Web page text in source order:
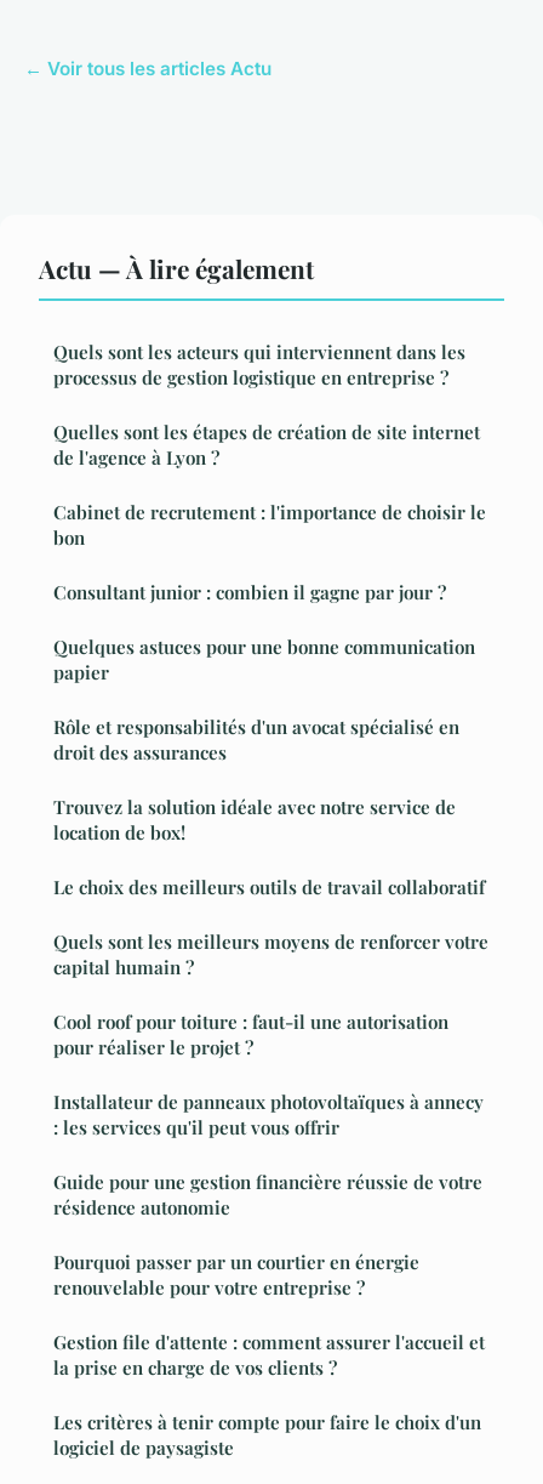
← Voir tous les articles Actu
Actu — À lire également
Quels sont les acteurs qui interviennent dans les
processus de gestion logistique en entreprise ?
Quelles sont les étapes de création de site internet
de l'agence à Lyon ?
Cabinet de recrutement : l'importance de choisir le
bon
Consultant junior : combien il gagne par jour ?
Quelques astuces pour une bonne communication
papier
Rôle et responsabilités d'un avocat spécialisé en
droit des assurances
Trouvez la solution idéale avec notre service de
location de box!
Le choix des meilleurs outils de travail collaboratif
Quels sont les meilleurs moyens de renforcer votre
capital humain ?
Cool roof pour toiture : faut-il une autorisation
pour réaliser le projet ?
Installateur de panneaux photovoltaïques à annecy
: les services qu'il peut vous offrir
Guide pour une gestion financière réussie de votre
résidence autonomie
Pourquoi passer par un courtier en énergie
renouvelable pour votre entreprise ?
Gestion file d'attente : comment assurer l'accueil et
la prise en charge de vos clients ?
Les critères à tenir compte pour faire le choix d'un
logiciel de paysagiste